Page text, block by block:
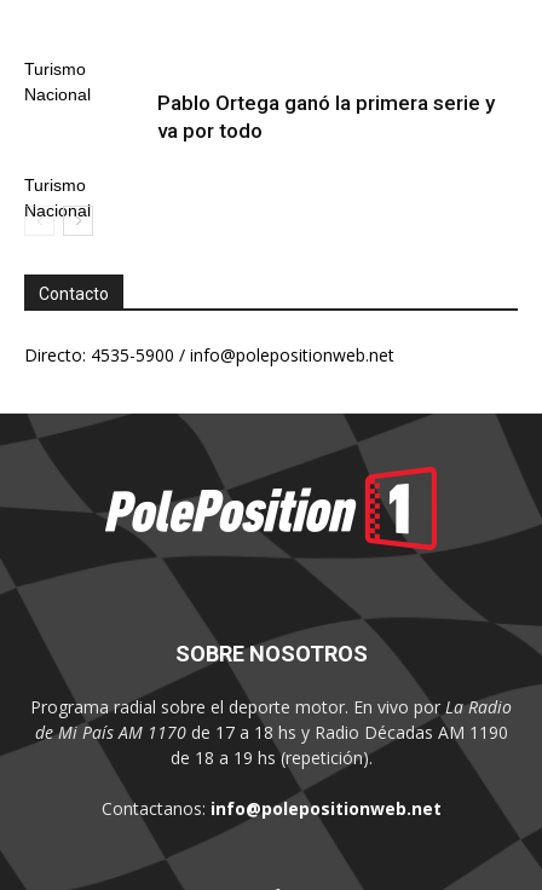
Turismo
Nacional
Turismo
Nacional
Pablo Ortega ganó la primera serie y
va por todo
Contacto
Directo: 4535-5900 / info@polepositionweb.net
SOBRE NOSOTROS
Programa radial sobre el deporte motor. En vivo por La Radio
de Mi País AM 1170de 17 a 18 hs y Radio Décadas AM 1190
de 18 a 19 hs (repetición).
Contactanos: info@polepositionweb.net